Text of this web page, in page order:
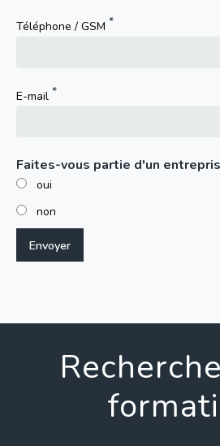
Téléphone / GSM
E-mail
Faites-vous partie d'un
oui
non